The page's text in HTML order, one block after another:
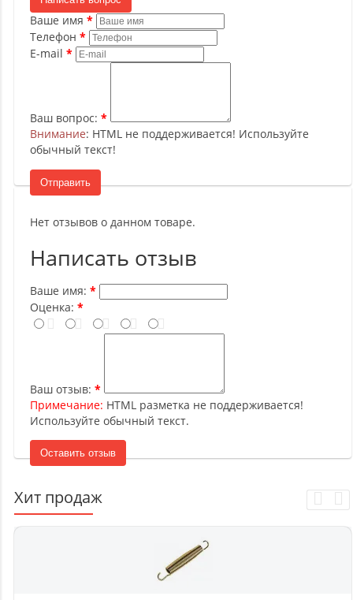
Ваше имя
Телефон
E-mail
Ваш вопрос:
Внимание: HTML не поддерживается! Используйте
обычный текст!
Отправить
Нет отзывов о данном товаре.
Написать отзыв
Ваше имя:
Оценка:
Ваш отзыв:
Примечание: HTML разметка не поддерживается!
Используйте обычный текст.
Оставить отзыв
Хит продаж